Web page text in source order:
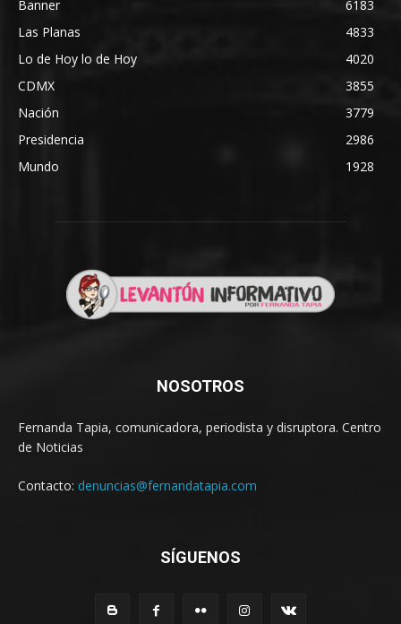
Banner
6183
Las Planas
4833
Lo de Hoy lo de Hoy
4020
CDMX
3855
Nación
3779
Presidencia
2986
Mundo
1928
NOSOTROS
Fernanda Tapia, comunicadora, periodista y disruptora. Centro
de Noticias
Contacto: denuncias@fernandatapia.com
SÍGUENOS